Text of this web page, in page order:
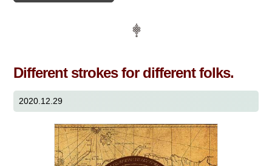
Different strokes for different folks.
2020.12.29